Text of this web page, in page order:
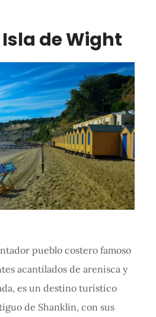
de Wight
pueblo costero famoso
acantilados de arenisca y
es un destino turístico
de Shanklin, con sus